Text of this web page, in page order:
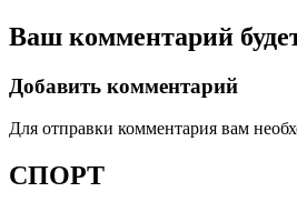
Ваш комментарий
Добавить комментарий
Для отправки комментария вам
СПОРТ